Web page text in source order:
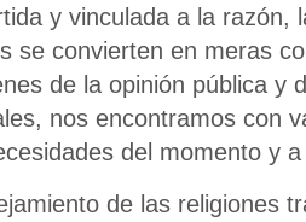
y vinculada a la razón,
se convierten en meras
de la opinión pública y
nos encontramos con
del momento y
de las religiones